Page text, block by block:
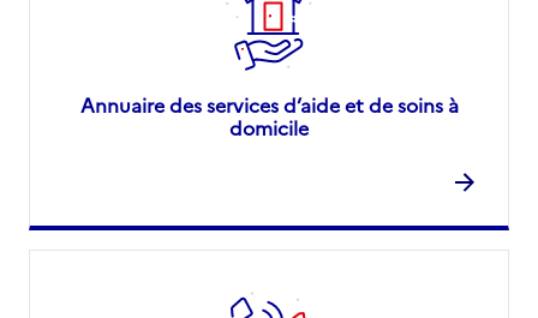
Annuaire des services d’aide et de soins à
domicile